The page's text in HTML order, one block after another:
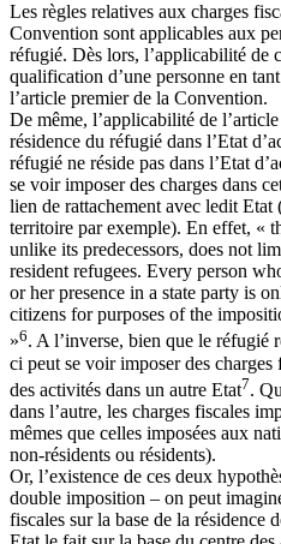
Les règles relatives aux charges
Convention sont applicables aux
réfugié. Dès lors, l’applicabilité de
qualification d’une personne en
l’article premier de la Convention.
De même, l’applicabilité de
résidence du réfugié dans l’Etat
réfugié ne réside pas dans l’Etat
se voir imposer des charges dans
lien de rattachement avec ledit
territoire par exemple). En effet, «
unlike its predecessors, does not
resident refugees. Every person
or her presence in a state party is
citizens for purposes of the
»6. A l’inverse, bien que le réfugié
ci peut se voir imposer des charges
des activités dans un autre Etat7.
dans l’autre, les charges fiscales
mêmes que celles imposées aux
non-résidents ou résidents).
Or, l’existence de ces deux
double imposition – on peut
fiscales sur la base de la résidence